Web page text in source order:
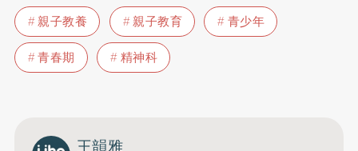
親子教養 親子教育
青少年
青春期
精神科